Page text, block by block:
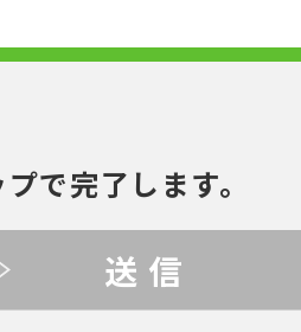
で完了します。
送 信